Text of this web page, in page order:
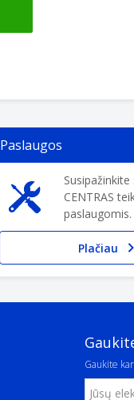
Paslaugos
Susipažinkite
CENTRAS
paslaugomis.
Plačiau
Gaukite